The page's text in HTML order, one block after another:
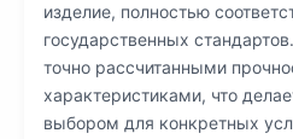
изделие, полностью
государственных
точно рассчитанными
характеристиками, что
выбором для конкретных